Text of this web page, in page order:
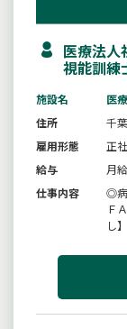
医療法
視能訓練
施設名
医
住所
千
雇用形態
正
給与
月
仕事内容
◎病
Ｆ
し】